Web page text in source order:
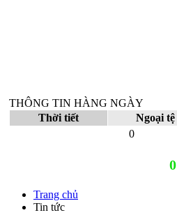
THÔNG TIN HÀNG NGÀY
Thời tiết
Ngoại tệ
0
0
Trang chủ
Tin tức